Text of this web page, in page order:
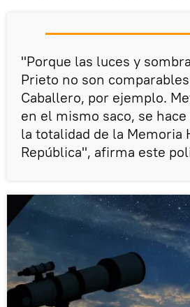
"Porque las luces y
Prieto no son
Caballero, por ejemplo.
en el mismo saco, se
la totalidad de la Memoria
República", afirma este